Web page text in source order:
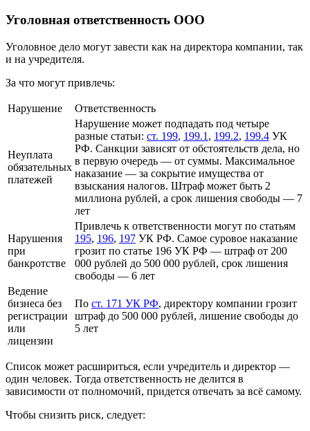
Уголовная ответственность ООО
Уголовное дело могут завести как на директора компании, так
и на учредителя.
За что могут привлечь:
Нарушение Ответственность
Неуплата
обязательных
платежей
Нарушение может подпадать под четыре
разные статьи: ст. 199, 199.1 , 199.2, 199.4 УК
РФ. Санкции зависят от обстоятельств дела, но
в первую очередь — от суммы. Максимальное
наказание — за сокрытие имущества от
взыскания налогов. Штраф может быть 2
миллиона рублей, а срок лишения свободы — 7
лет
Нарушения
при
банкротстве
Привлечь к ответственности могут по статьям
195, 196, 197 УК РФ. Самое суровое наказание
грозит по статье 196 УК РФ — штраф от 200
000 рублей до 500 000 рублей, срок лишения
свободы — 6 лет
Ведение
бизнеса без
регистрации
или
лицензии
По ст. 171 УК РФ, директору компании грозит
штраф до 500 000 рублей, лишение свободы до
5 лет
Список может расшириться, если учредитель и директор —
один человек. Тогда ответственность не делится в
зависимости от полномочий, придется отвечать за всё самому.
Чтобы снизить риск, следует: